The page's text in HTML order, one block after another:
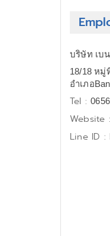
บริษัท เบ
18/18 หมู่
อำเภอ
Tel :
Website :
Line ID :